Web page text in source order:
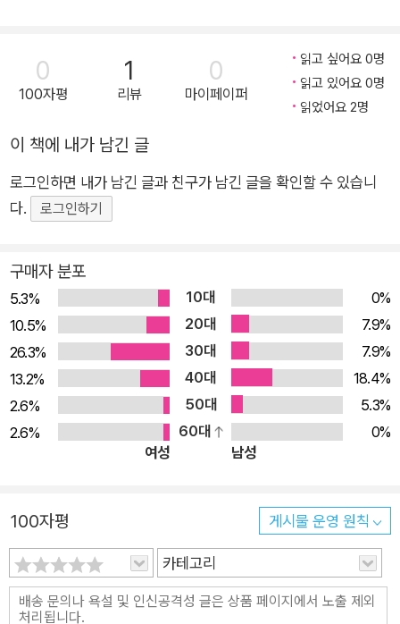
담이라도 허물 수 있는 웃음과 여유가 생겨났으면 좋겠다는 거다. 바
다에 수평선이 살고 있듯이 이 땅에도 '수평세상'이 다가올 수 있도록.
0
100자평
1
리뷰
0
마이페이퍼
읽고 싶어요 0명
읽고 있어요 0명
읽었어요 2명
이 책에 내가 남긴 글
로그인하면 내가 남긴 글과 친구가 남긴 글을 확인할 수 있습니
다.
로그인하기
구매자 분포
5.3% 10대
0%
10.5%
20대
7.9%
26.3%
30대
7.9%
13.2%
40대
18.4%
2.6%
50대
5.3%
2.6%
60대
0%
여성
남성
100자평 게시물 운영 원칙
카테고리